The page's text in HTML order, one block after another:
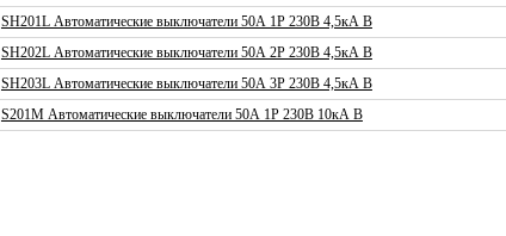
SH201L Автоматические выключатели 50А 1P 230В 4,5кА B
SH202L Автоматические выключатели 50А 2P 230В 4,5кА B
SH203L Автоматические выключатели 50А 3P 230В 4,5кА B
S201M Автоматические выключатели 50А 1P 230В 10кА B